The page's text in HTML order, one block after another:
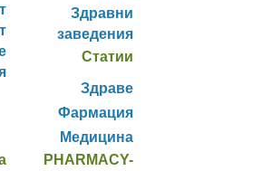
Здравни
заведения
Статии
Здраве
Фармация
Медицина
PHARMACY-